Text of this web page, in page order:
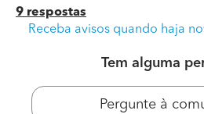
9 respostas
Receba avisos quando haja
Tem alguma
Pergunte à